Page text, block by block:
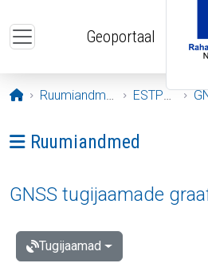
Geoportaal
Avaleht
Ruumiandmed ESTPOS
Ava menüü: Ruumiandmed
Ruumiandmed
GNSS tugijaamade
Tugijaamad